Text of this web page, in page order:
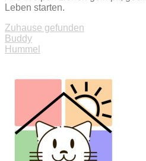
Leben starten.
Zuhause gefunden
Beitragsnavigation
Buddy
Hummel